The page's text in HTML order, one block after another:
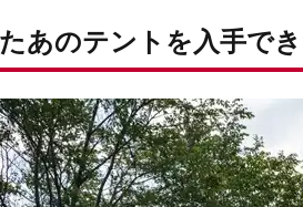
あのテントを入手で